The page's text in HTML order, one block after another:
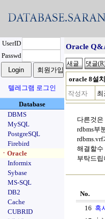
UserID
Passwd
텔레그램 로그인
Database
DBMS
MySQL
PostgreSQL
Firebird
ㆍOracle
Informix
Sybase
MS-SQL
DB2
Cache
CUBRID
Oracle
oracle 8설
작성자
최
다른것은
rdbms부
해결할수
부탁드립
No.
16 혹